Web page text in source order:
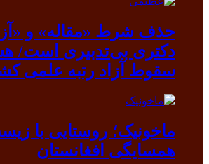
حذف شرط «مقاله» و
دکتری بی‌تدبیری است/
سقوط آزاد رتبه علمی
ماخونیک؛ روستایی با
همسایگی افغانستان